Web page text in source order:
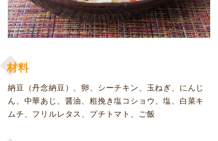
材料
納豆（丹念納豆）、卵、シーチキン、玉ねぎ、にんじ
ん、中華あじ、醤油、粗挽き塩コショウ、塩、白菜キ
ムチ、フリルレタス、プチトマト、ご飯